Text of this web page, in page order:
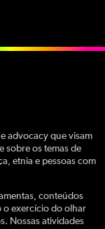
advocacy que visam
sobre os temas de
etnia e pessoas com
conteúdos
o exercício do olhar
Nossas atividades